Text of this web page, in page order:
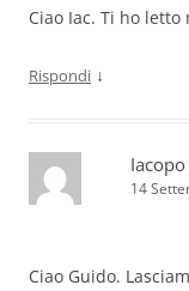
Ciao Iac. Ti ho
Rispondi ↓
Iacopo
14
Ciao Guido.